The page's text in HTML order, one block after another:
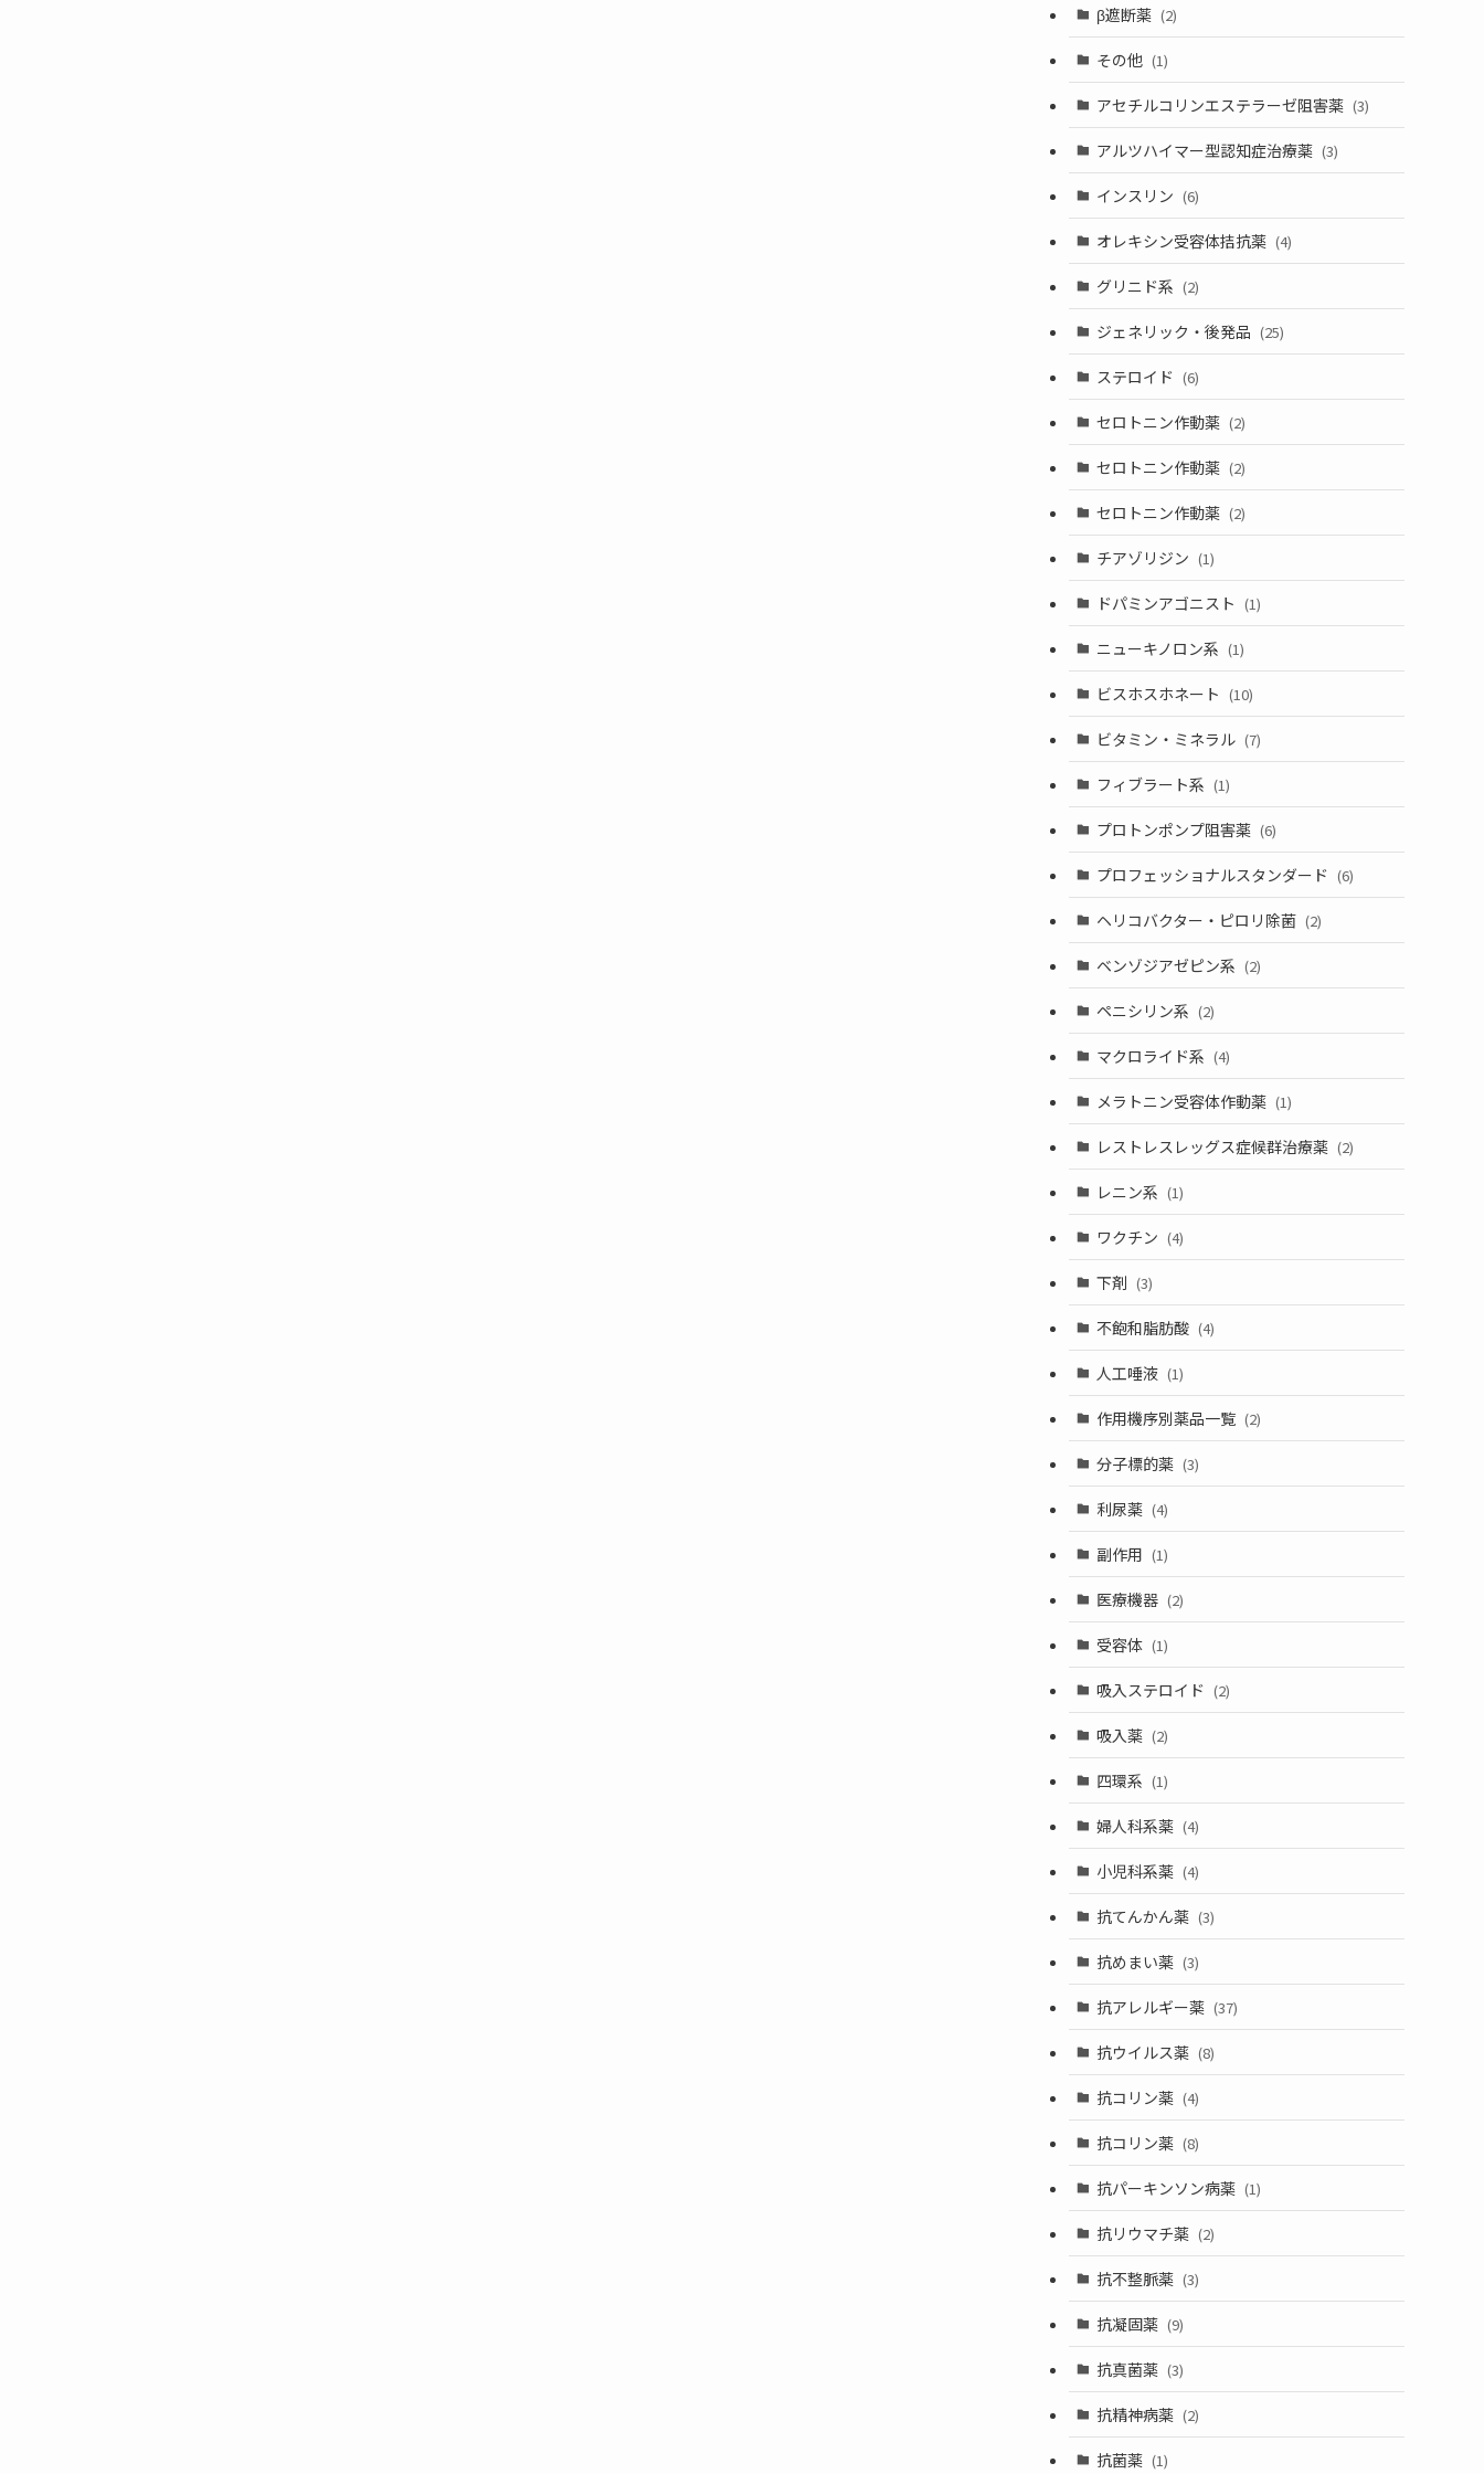
β遮断薬 (2)
その他 (1)
アセチルコリンエステラーゼ阻害薬 (3)
アルツハイマー型認知症治療薬 (3)
インスリン (6)
オレキシン受容体拮抗薬 (4)
グリニド系 (2)
ジェネリック・後発品 (25)
ステロイド (6)
セロトニン作動薬 (2)
セロトニン作動薬 (2)
セロトニン作動薬 (2)
チアゾリジン (1)
ドパミンアゴニスト (1)
ニューキノロン系 (1)
ビスホスホネート (10)
ビタミン・ミネラル (7)
フィブラート系 (1)
プロトンポンプ阻害薬 (6)
プロフェッショナルスタンダード (6)
ヘリコバクター・ピロリ除菌 (2)
ベンゾジアゼピン系 (2)
ペニシリン系 (2)
マクロライド系 (4)
メラトニン受容体作動薬 (1)
レストレスレッグス症候群治療薬 (2)
レニン系 (1)
ワクチン (4)
下剤 (3)
不飽和脂肪酸 (4)
人工唾液 (1)
作用機序別薬品一覧 (2)
分子標的薬 (3)
利尿薬 (4)
副作用 (1)
医療機器 (2)
受容体 (1)
吸入ステロイド (2)
吸入薬 (2)
四環系 (1)
婦人科系薬 (4)
小児科系薬 (4)
抗てんかん薬 (3)
抗めまい薬 (3)
抗アレルギー薬 (37)
抗ウイルス薬 (8)
抗コリン薬 (4)
抗コリン薬 (8)
抗パーキンソン病薬 (1)
抗リウマチ薬 (2)
抗不整脈薬 (3)
抗凝固薬 (9)
抗真菌薬 (3)
抗精神病薬 (2)
抗菌薬 (1)